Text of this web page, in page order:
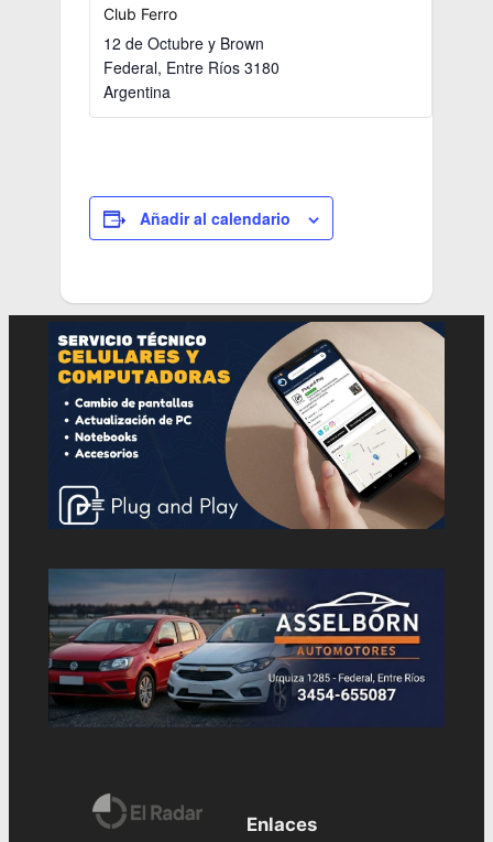
Club Ferro
12 de Octubre y Brown
Federal, Entre Ríos 3180
Argentina
Añadir al calendario
Enlaces